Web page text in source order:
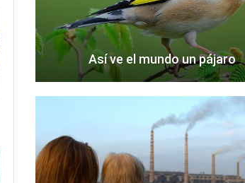
Así ve el mundo un pájaro